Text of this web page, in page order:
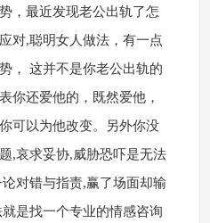
最近发现老公出轨了怎
对,聪明女人做法，有一点
， 这并不是你老公出轨的
你还爱他的，既然爱他，
可以为他改变。另外你没
,哀求妥协,威胁恐吓是无法
对错与指责,赢了场面却输
是找一个专业的情感咨询